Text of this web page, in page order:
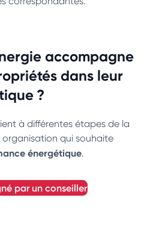
accompagne
dans leur
?
à différentes étapes de la
qui souhaite
énergétique.
par un conseiller